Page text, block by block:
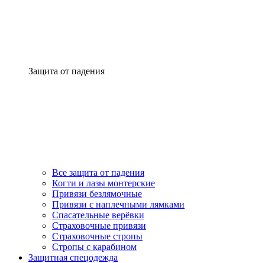
Защита от падения
Все защита от падения
Когти и лазы монтерские
Привязи безлямочные
Привязи с наплечными лямками
Спасательные верёвки
Страховочные привязи
Страховочные стропы
Стропы с карабином
Защитная спецодежда